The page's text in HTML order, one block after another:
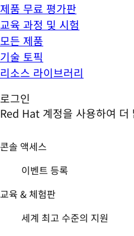
제품 무료 평가판
교육 과정 및 시험
모든 제품
기술 토픽
리소스 라이브러리
로그인
Red Hat 계정을 사용하여 더
콘솔 액세스
이벤트 등록
교육 & 체험판
세계 최고 수준의 지원